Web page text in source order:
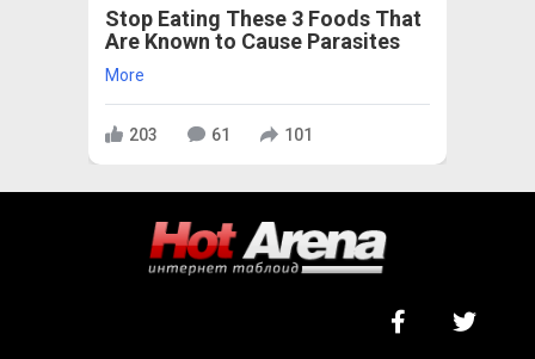
Stop Eating These 3 Foods That
Are Known to Cause Parasites
More
203 61 101